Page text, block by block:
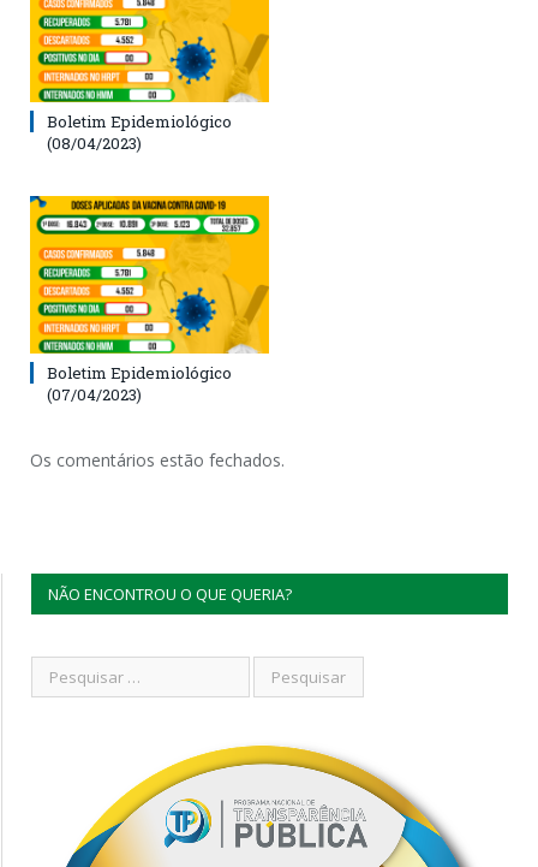
Boletim Epidemiológico
(08/04/2023)
Boletim Epidemiológico
(07/04/2023)
Os comentários estão fechados.
NÃO ENCONTROU O QUE QUERIA?